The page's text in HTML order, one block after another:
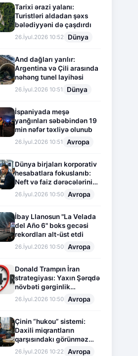
Tarixi ərazi yalanı:
Turistləri aldadan şəxs
bələdiyyəni də çaşdırdı
26.İyul.2026 10:52 Dünya
And dağları yarılır:
Argentina və Çili arasında
nəhəng tunel layihəsi
26.İyul.2026 10:51 Dünya
İspaniyada meşə
yanğınları səbəbindən 19
min nəfər təxliyə olunub
26.İyul.2026 10:51 Avropa
Dünya birjaları korporativ
hesabatlara fokuslanıb:
Neft və faiz dərəcələrinin
təsiri altında cari vəziyyət
26.İyul.2026 10:50 Avropa
İbay Llanosun "La Velada
del Año 6" boks gecəsi
rekordları alt-üst etdi
26.İyul.2026 10:50 Avropa
Donald Trampın İran
strategiyası: Yaxın Şərqdə
növbəti gərginlik
mərhələsi
26.İyul.2026 10:50 Avropa
Çinin “hukou” sistemi:
Daxili miqrantların
qarşısındakı görünməz
sədd
26.İyul.2026 10:22 Avropa